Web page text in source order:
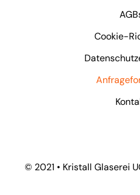
Cookie-
© 2021 • Kristall Glaserei